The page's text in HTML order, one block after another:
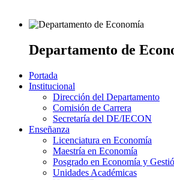
Departamento de
Portada
Institucional
Dirección del Departamento
Comisión de Carrera
Secretaría del DE/IECON
Enseñanza
Licenciatura en Economía
Maestría en Economía
Posgrado en Economía y
Unidades Académicas